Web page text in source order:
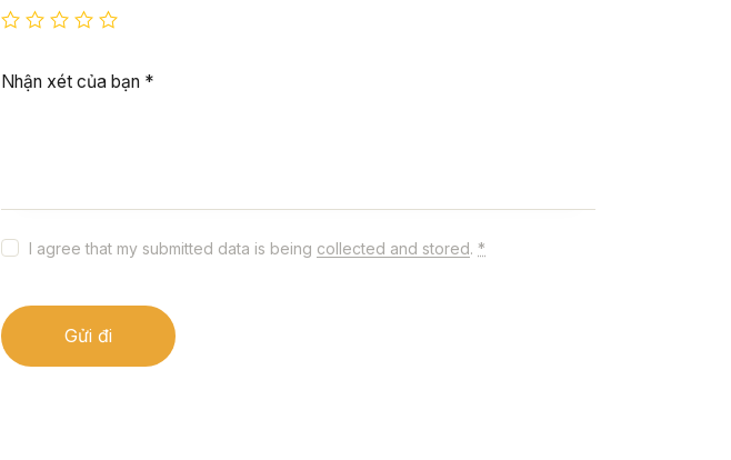
Nhận xét của bạn *
I agree that my submitted data is being collected and stored. *